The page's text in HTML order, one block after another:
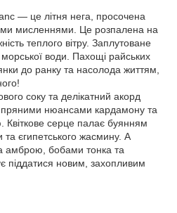
— це літня нега, просочена
мисленнями. Це розпалена на
теплого вітру. Заплутоване
води. Пахощі райських
до ранку та насолода життям,
соку та делікатний акорд
пряними нюансами кардамону та
Квіткове серце палає буянням
та єгипетського жасмину. А
амброю, бобами тонка та
піддатися новим, захопливим